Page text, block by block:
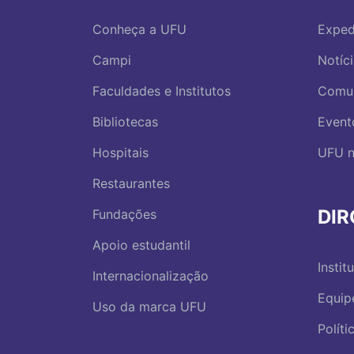
Conheça a UFU
Campi
Faculdades e Institutos
Bibliotecas
Hospitais
Restaurantes
Fundações
Apoio estudantil
Internacionalização
Uso da marca UFU
UFU